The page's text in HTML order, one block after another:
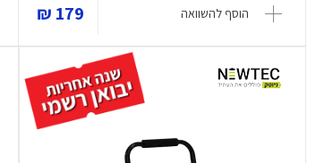
הוסף להשוואה 179 ₪